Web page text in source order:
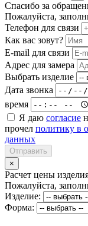
Спасибо за
Пожалуйста,
Телефон для связи
Как вас зовут?
E-mail для связи
Адрес для замера
Выбрать изделие
Дата звонка
время
Я даю согласие
прочел политику в
данных
Отправить
×
Расчет цены
Пожалуйста,
Изделие:
Форма: